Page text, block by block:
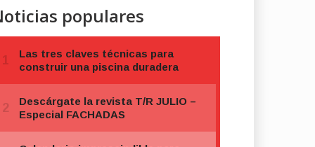
populares